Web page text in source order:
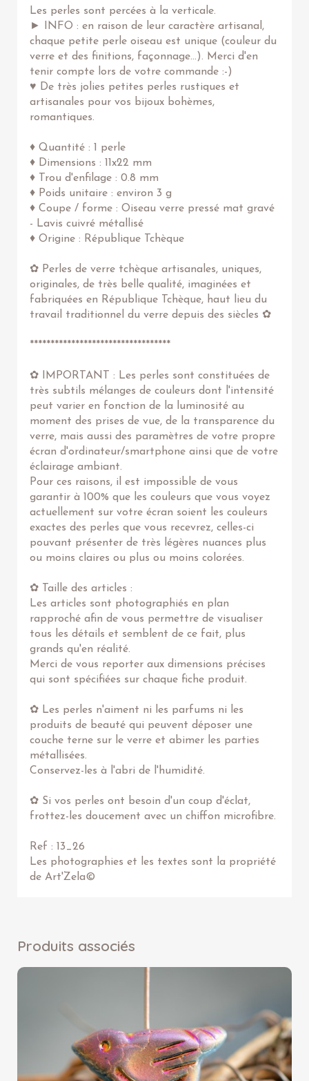
Les perles sont percées à la verticale.
► INFO : en raison de leur caractère artisanal,
chaque petite perle oiseau est unique (couleur du
verre et des finitions, façonnage...). Merci d'en
tenir compte lors de votre commande :-)
♥ De très jolies petites perles rustiques et
artisanales pour vos bijoux bohèmes,
romantiques.
♦ Quantité : 1 perle
♦ Dimensions : 11x22 mm
♦ Trou d'enfilage : 0.8 mm
♦ Poids unitaire : environ 3 g
♦ Coupe / forme : Oiseau verre pressé mat gravé
- Lavis cuivré métallisé
♦ Origine : République Tchèque
✿ Perles de verre tchèque artisanales, uniques,
originales, de très belle qualité, imaginées et
fabriquées en République Tchèque, haut lieu du
travail traditionnel du verre depuis des siècles ✿
**********************************
✿ IMPORTANT : Les perles sont constituées de
très subtils mélanges de couleurs dont l'intensité
peut varier en fonction de la luminosité au
moment des prises de vue, de la transparence du
verre, mais aussi des paramètres de votre propre
écran d'ordinateur/smartphone ainsi que de votre
éclairage ambiant.
Pour ces raisons, il est impossible de vous
garantir à 100% que les couleurs que vous voyez
actuellement sur votre écran soient les couleurs
exactes des perles que vous recevrez, celles-ci
pouvant présenter de très légères nuances plus
ou moins claires ou plus ou moins colorées.
✿ Taille des articles :
Les articles sont photographiés en plan
rapproché afin de vous permettre de visualiser
tous les détails et semblent de ce fait, plus
grands qu'en réalité.
Merci de vous reporter aux dimensions précises
qui sont spécifiées sur chaque fiche produit.
✿ Les perles n'aiment ni les parfums ni les
produits de beauté qui peuvent déposer une
couche terne sur le verre et abimer les parties
métallisées.
Conservez-les à l'abri de l'humidité.
✿ Si vos perles ont besoin d'un coup d'éclat,
frottez-les doucement avec un chiffon microfibre.
Ref : 13_26
Les photographies et les textes sont la propriété
de Art'Zela©
Produits associés